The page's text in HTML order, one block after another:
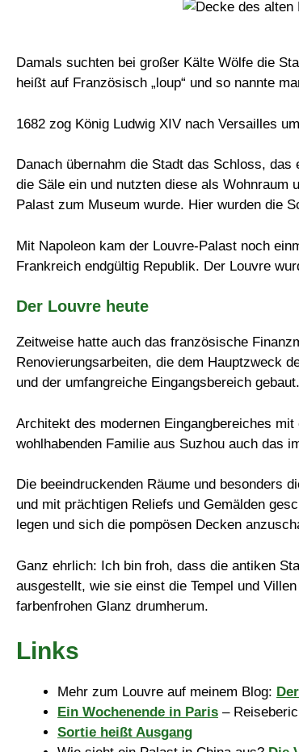
Damals suchten bei großer Kälte Wölfe die
heißt auf Französisch „loup“ und so nannte
1682 zog König Ludwig XIV nach Versailles
Danach übernahm die Stadt das Schloss,
die Säle ein und nutzten diese als Wohnraum
Palast zum Museum wurde. Hier wurden die
Mit Napoleon kam der Louvre-Palast noch
Frankreich endgültig Republik. Der Louvre
Der Louvre heute
Zeitweise hatte auch das französische
Renovierungsarbeiten, die dem Hauptzweck
und der umfangreiche Eingangsbereich
Architekt des modernen Eingangbereiches
wohlhabenden Familie aus Suzhou auch das
Die beeindruckenden Räume und besonders
und mit prächtigen Reliefs und Gemälden
legen und sich die pompösen Decken
Ganz ehrlich: Ich bin froh, dass die antiken
ausgestellt, wie sie einst die Tempel und
farbenfrohen Glanz drumherum.
Links
Mehr zum Louvre auf meinem Blog:
Ein Wochenende in Paris –
Sortie heißt Ausgang